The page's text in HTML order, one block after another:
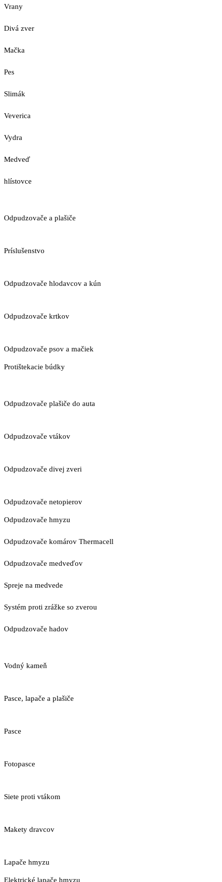
Vrany
Divá zver
Mačka
Pes
Slimák
Veverica
Vydra
Medveď
hlístovce
Odpudzovače a plašiče
Príslušenstvo
Odpudzovače hlodavcov a kún
Odpudzovače krtkov
Odpudzovače psov a mačiek
Protištekacie búdky
Odpudzovače plašiče do auta
Odpudzovače vtákov
Odpudzovače divej zveri
Odpudzovače netopierov
Odpudzovače hmyzu
Odpudzovače komárov Thermacell
Odpudzovače medveďov
Spreje na medvede
Systém proti zrážke so zverou
Odpudzovače hadov
Vodný kameň
Pasce, lapače a plašiče
Pasce
Fotopasce
Siete proti vtákom
Makety dravcov
Lapače hmyzu
Elektrické lapače hmyzu